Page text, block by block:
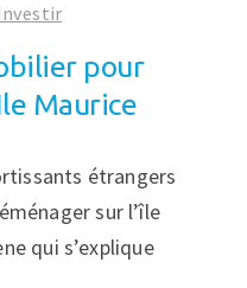
pour
Maurice
étrangers
sur l’île
qui s’explique